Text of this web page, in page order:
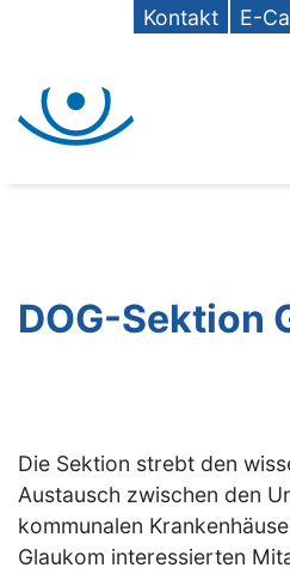
Kontakt E-
DOG-Sektion
Die Sektion strebt den
Austausch zwischen den
kommunalen
Glaukom interessierten